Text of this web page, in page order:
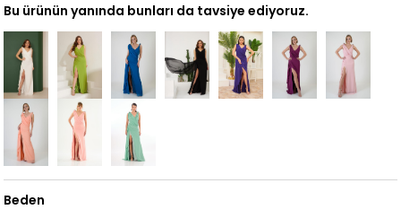
Bu ürünün yanında bunları da tavsiye ediyoruz.
Beden